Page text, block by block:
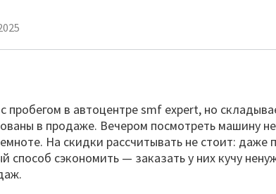
пробегом в автоцентре smf expert, но
в продаже. Вечером посмотреть машину
На скидки рассчитывать не стоит: даже
способ сэкономить — заказать у них кучу